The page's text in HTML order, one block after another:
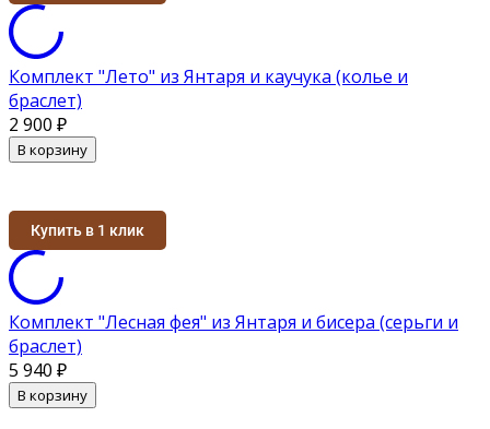
Комплект "Лето" из Янтаря и каучука (колье и
браслет)
2 900 ₽
В корзину
Купить в 1 клик
Комплект "Лесная фея" из Янтаря и бисера (серьги и
браслет)
5 940 ₽
В корзину